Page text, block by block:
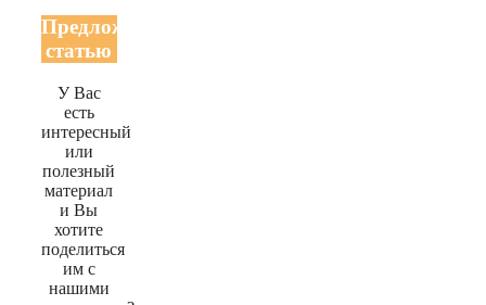
Предложить
статью
У Вас
есть
интересный
или
полезный
материал
и Вы
хотите
поделиться
им с
нашими